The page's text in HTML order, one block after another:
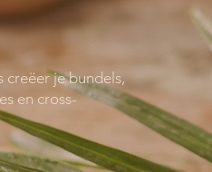
creëer je bundels,
en cross-